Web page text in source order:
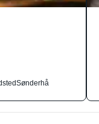
Sønderhå